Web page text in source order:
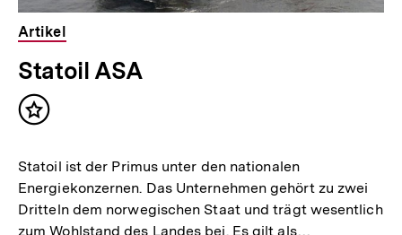
Artikel
Statoil ASA
Inhalt
Statoil ist der Primus unter den nationalen
Energiekonzernen. Das Unternehmen gehört zu zwei
Dritteln dem norwegischen Staat und trägt wesentlich
zum Wohlstand des Landes bei. Es gilt als…